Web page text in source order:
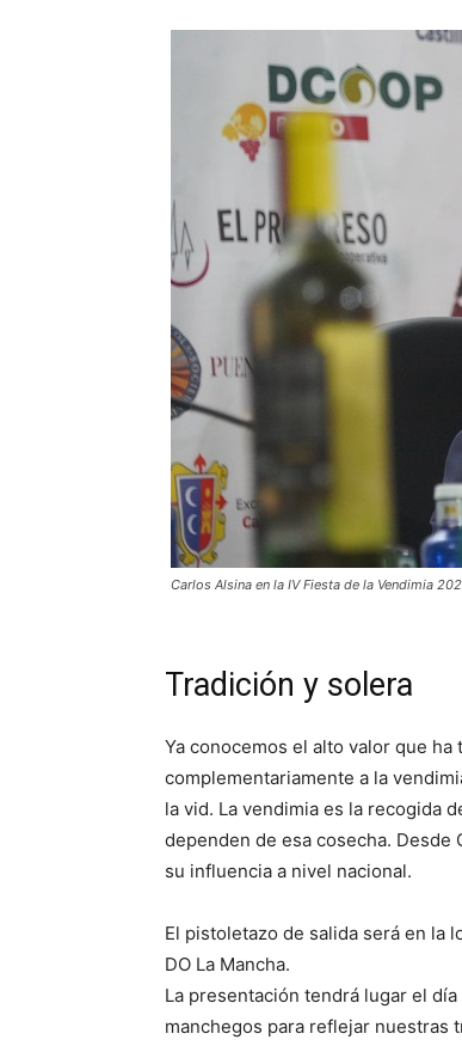
Carlos Alsina en la IV Fiesta de la Vendimia
Tradición y solera
Ya conocemos el alto valor que
complementariamente a la
la vid. La vendimia es la recogida
dependen de esa cosecha. Desde
su influencia a nivel nacional.
El pistoletazo de salida será en la
DO La Mancha.
La presentación tendrá lugar el
manchegos para reflejar nuestras